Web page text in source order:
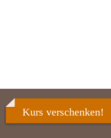
Kurs verschenken!